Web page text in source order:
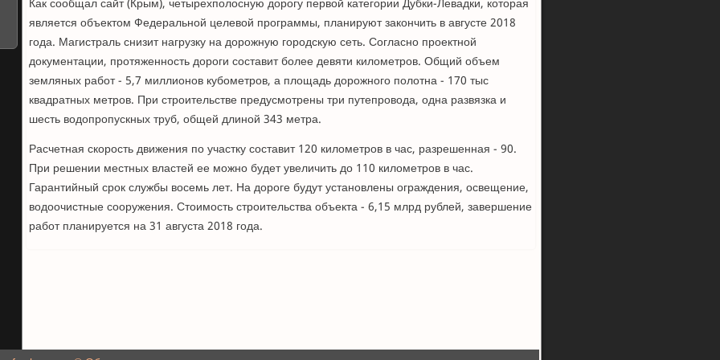
Как сообщал сайт (Крым), четырехполосную дорогу первой категории Дубки-Левадки, которая
является объектом Федеральной целевой программы, планируют закончить в августе 2018
года. Магистраль снизит нагрузку на дорожную городскую сеть. Согласно проектной
документации, протяженность дороги составит более девяти километров. Общий объем
земляных работ - 5,7 миллионов кубометров, а площадь дорожного полотна - 170 тыс
квадратных метров. При строительстве предусмотрены три путепровода, одна развязка и
шесть водопропускных труб, общей длиной 343 метра.
Расчетная скорость движения по участку составит 120 километров в час, разрешенная - 90.
При решении местных властей ее можно будет увеличить до 110 километров в час.
Гарантийный срок службы восемь лет. На дороге будут установлены ограждения, освещение,
водоочистные сооружения. Стоимость строительства объекта - 6,15 млрд рублей, завершение
работ планируется на 31 августа 2018 года.